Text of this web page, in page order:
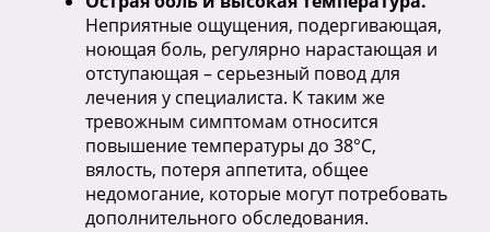
Неприятные ощущения, подергивающая,
ноющая боль, регулярно нарастающая и
отступающая ­– серьезный повод для
лечения у специалиста. К таким же
тревожным симптомам относится
повышение температуры до 38°С,
вялость, потеря аппетита, общее
недомогание, которые могут потребовать
дополнительного обследования.